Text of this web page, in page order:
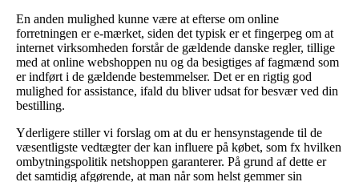
En anden mulighed kunne være at efterse om online
forretningen er e-mærket, siden det typisk er et fingerpeg om at
internet virksomheden forstår de gældende danske regler, tillige
med at online webshoppen nu og da besigtiges af fagmænd som
er indført i de gældende bestemmelser. Det er en rigtig god
mulighed for assistance, ifald du bliver udsat for besvær ved din
bestilling.
Yderligere stiller vi forslag om at du er hensynstagende til de
væsentligste vedtægter der kan influere på købet, som fx hvilken
ombytningspolitik netshoppen garanterer. På grund af dette er
det samtidig afgørende, at man når som helst gemmer sin